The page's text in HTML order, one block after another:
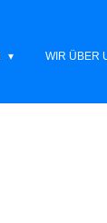
WIR ÜBER